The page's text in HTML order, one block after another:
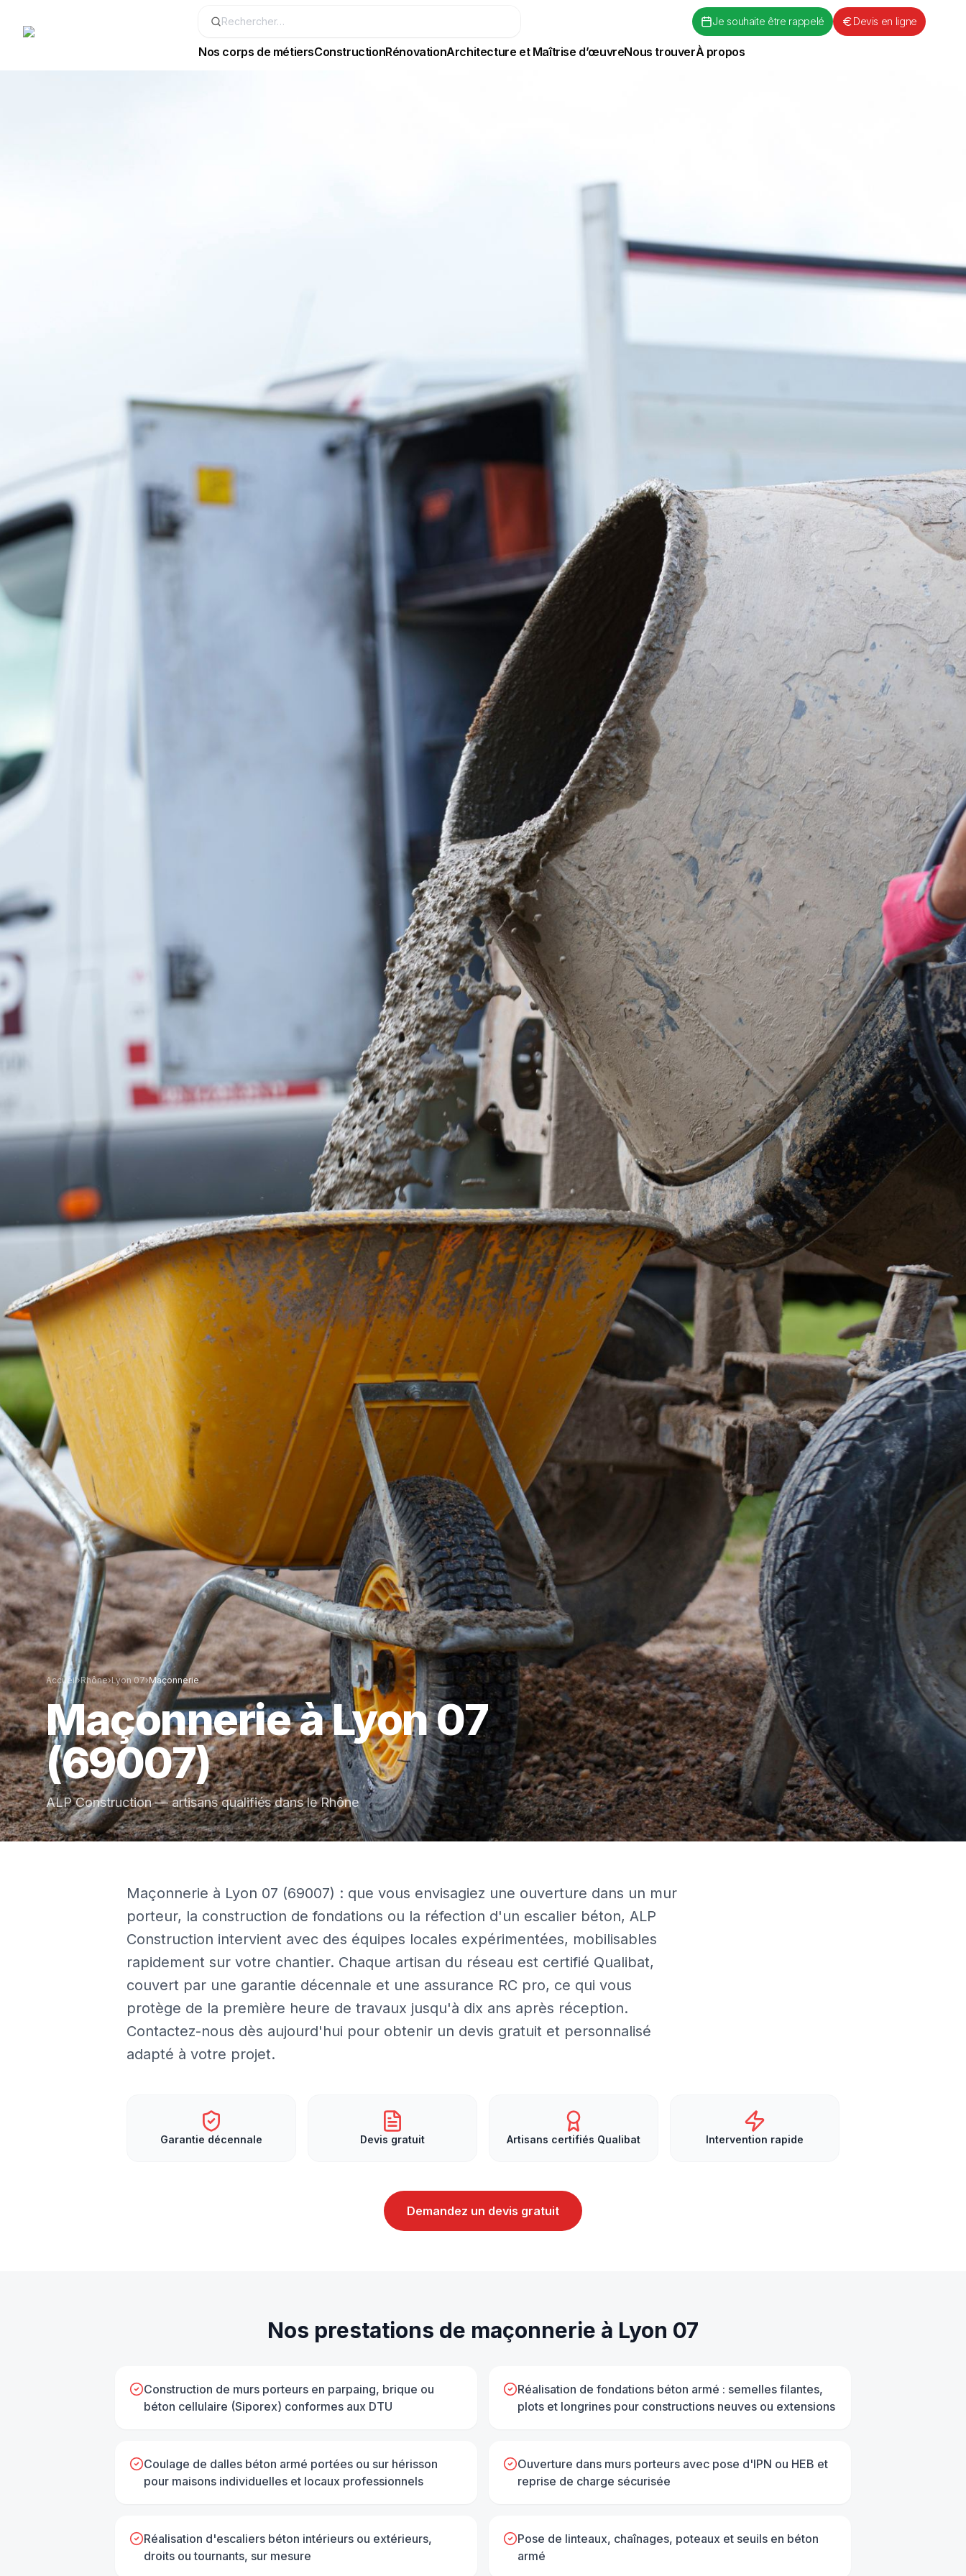
Je souhaite être rappelé Devis en ligne
Nos corps de métiersConstructionRénovationArchitecture et Maîtrise d’œuvreNous trouverÀ propos
Accueil›Rhône›Lyon 07›Maçonnerie
MaçonnerieàLyon 07
(69007)
ALP Construction — artisans qualifiés dans leRhône
Maçonnerie à Lyon 07 (69007) : que vous envisagiez une ouverture dans un mur
porteur, la construction de fondations ou la réfection d'un escalier béton, ALP
Construction intervient avec des équipes locales expérimentées, mobilisables
rapidement sur votre chantier. Chaque artisan du réseau est certifié Qualibat,
couvert par une garantie décennale et une assurance RC pro, ce qui vous
protège de la première heure de travaux jusqu'à dix ans après réception.
Contactez-nous dès aujourd'hui pour obtenir un devis gratuit et personnalisé
adapté à votre projet.
Garantie décennale Devis gratuit Artisans certifiés Qualibat Intervention rapide
Demandez un devis gratuit
Nos prestations de maçonnerie à Lyon 07
Construction de murs porteurs en parpaing, brique ou
béton cellulaire (Siporex) conformes aux DTU
Réalisation de fondations béton armé : semelles filantes,
plots et longrines pour constructions neuves ou extensions
Coulage de dalles béton armé portées ou sur hérisson
pour maisons individuelles et locaux professionnels
Ouverture dans murs porteurs avec pose d'IPN ou HEB et
reprise de charge sécurisée
Réalisation d'escaliers béton intérieurs ou extérieurs,
droits ou tournants, sur mesure
Pose de linteaux, chaînages, poteaux et seuils en béton
armé